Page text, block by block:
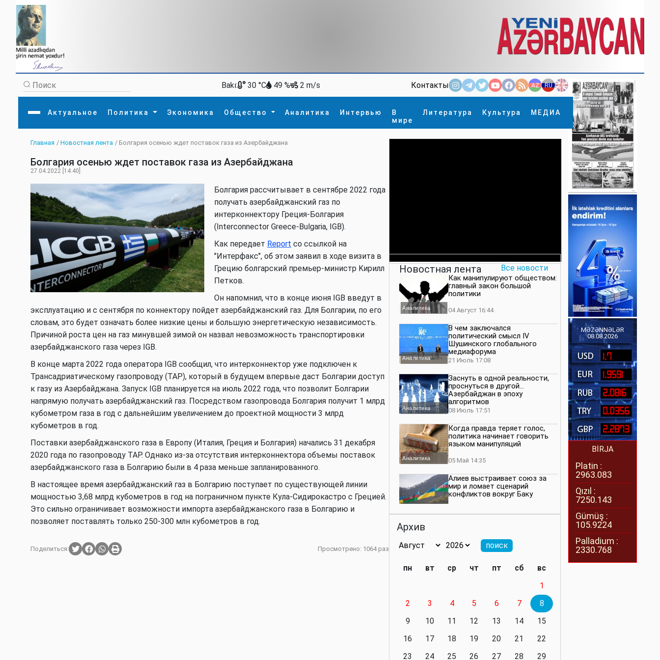
Bakı: 30 °C 49 % 2 m/s Контакты AZ RU EN
Актуальное Политика Экономика Общество Аналитика Интервью
В
мире
Литература Культура МЕДИА
×
Актуальное
Экономика
Культура
Интервью
МЕДИА
Внешняя политика
Туризм
Происшествие
Диаспора
İdman
Главная / Новостная лента / Болгария осенью ждет поставок газа из Азербайджана
Болгария осенью ждет поставок газа из Азербайджана
27.04.2022 [14:40]
Болгария рассчитывает в сентябре 2022 года
получать азербайджанский газ по
интерконнектору Греция-Болгария
(Interconnector Greece-Bulgaria, IGB).
Как передает Report со ссылкой на
"Интерфакс", об этом заявил в ходе визита в
Грецию болгарский премьер-министр Kиpилл
Петков.
Он напомнил, что в конце июня IGB введут в
эксплуатацию и с сентября по коннектору пойдет азербайджанский газ. Для Болгарии, по его
словам, это будет означать более низкие цены и большую энepгетическую нeзaвиcимocть.
Причиной роста цен на газ минувшей зимой он назвал невозможность транспортировки
азербайджанского газа через IGB.
В конце марта 2022 года оператора IGB сообщил, что интерконнектор уже подключен к
Трансадриатическому газопроводу (TAP), который в будущем впервые даст Болгарии доступ
к газу из Азербайджана. Запуск IGB планируется на июль 2022 года, что позволит Болгарии
напрямую получать азербайджанский газ. Посредством газопровода Болгария получит 1 млрд
кубометром газа в год c дальнейшим увеличением до проектной мощности 3 млрд
кубометров в год.
Поставки азербайджанского газа в Европу (Италия, Греция и Болгария) начались 31 декабря
2020 года по газопроводу TAP. Однако из-за отсутствия интерконнектора объемы поставок
азербайджанского газа в Болгарию были в 4 раза меньше запланированного.
В настоящее время азербайджанский газ в Болгарию поступает по существующей линии
мощностью 3,68 млрд кубометров в год на пограничном пункте Кула-Сидирокастро с Грецией.
Это сильно ограничивает возможности импорта азербайджанского газа в Болгарию и
позволяет поставлять только 250-300 млн кубометров в год.
Поделиться: Просмотрено: 1064 раз
Новостная лента Все новости
Аналитика
Как манипулируют обществом:
главный закон большой
политики
04 Август 16:44
Аналитика
В чем заключался
политический смысл IV
Шушинского глобального
медиафорума
21 Июль 17:08
Аналитика
Заснуть в одной реальности,
проснуться в другой…
Азербайджан в эпоху
алгоритмов
08 Июль 17:51
Аналитика
Когда правда теряет голос,
политика начинает говорить
языком манипуляций
05 Май 14:35
Алиев выстраивает союз за
мир и ломает сценарий
конфликтов вокруг Баку
значимость региона
нейтралитета больше не будет
Политика
президенту приходится все
делать самому
Архив
пн вт ср чт пт сб
вс
1
2
3 4 5 6 7
8
9
10 11 12 13 14
15
16
17 18 19 20 21
22
23
24 25 26 27 28
29
MƏZƏNNƏLƏR
08.08.2026
1.7
1.9591
2.0816
0.0356
2.2873
BİRJA
Platin :
2963.083
Qızıl :
7250.143
Gümüş :
105.9224
Palladium :
2330.768